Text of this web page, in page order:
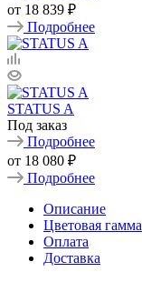
от 18 839 ₽
Подробнее
STATUS A
Под заказ
Подробнее
от 18 080 ₽
Подробнее
Описание
Цветовая гамма
Оплата
Доставка